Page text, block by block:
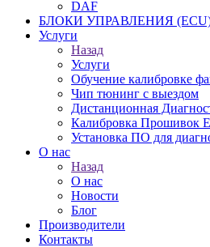
DAF
БЛОКИ УПРАВЛЕНИЯ
Услуги
Назад
Услуги
Обучение калибровке
Чип тюнинг с выездом
Дистанционная
Калибровка Прошивок
Установка ПО для
О нас
Назад
О нас
Новости
Блог
Производители
Контакты